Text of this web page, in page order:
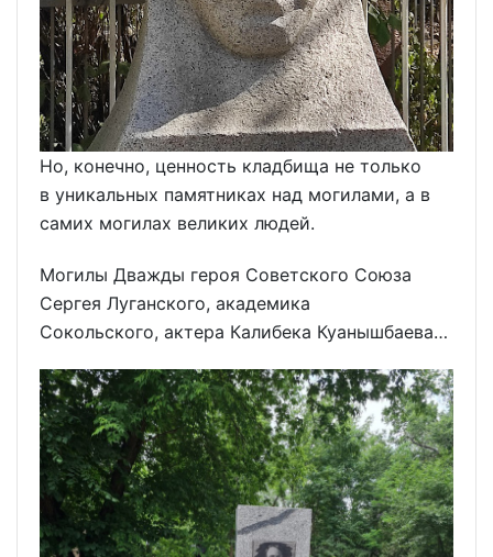
Но, конечно, ценность кладбища не только
в уникальных памятниках над могилами, а в
самих могилах великих людей.
Могилы Дважды героя Советского Союза
Сергея Луганского, академика
Сокольского, актера Калибека Куанышбаева…